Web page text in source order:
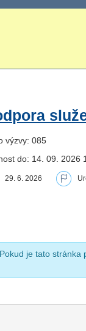
výzvy: 085
do: 14. 09. 2026
29. 6. 2026
Pokud je tato stránka